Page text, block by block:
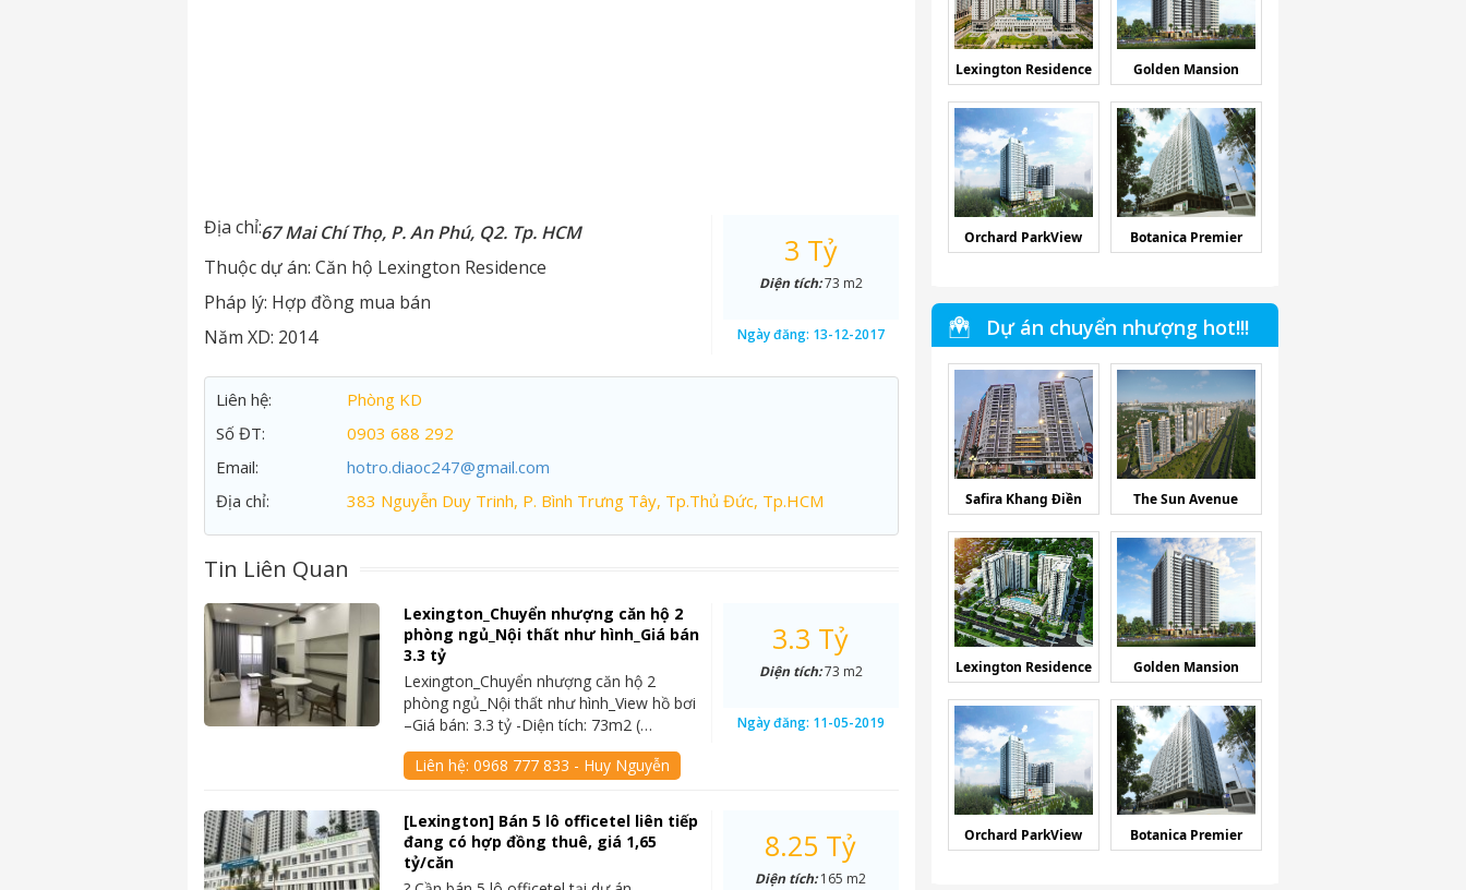
Địa chỉ:67 Mai Chí Thọ, P. An Phú, Q2. Tp. HCM
Thuộc dự án: Căn hộ Lexington Residence
Pháp lý: Hợp đồng mua bán
Năm XD: 2014
3 Tỷ
Diện tích:73 m2
Ngày đăng: 13-12-2017
Liên hệ:
Phòng KD
Số ĐT:
0903 688 292
Email:
hotro.diaoc247@gmail.com
Địa chỉ:
383 Nguyễn Duy Trinh, P. Bình Trưng Tây, Tp.Thủ Đức, Tp.HCM
Tin Liên Quan
Lexington_Chuyển nhượng căn hộ 2
phòng ngủ_Nội thất như hình_Giá bán
3.3 tỷ
Lexington_Chuyển nhượng căn hộ 2
phòng ngủ_Nội thất như hình_View hồ bơi
–Giá bán: 3.3 tỷ -Diện tích: 73m2 (…
Liên hệ:0968 777 833 - Huy Nguyễn
3.3 Tỷ
Diện tích:73 m2
Ngày đăng: 11-05-2019
[Lexington] Bán 5 lô officetel liên tiếp
đang có hợp đồng thuê, giá 1,65
tỷ/căn
8.25 Tỷ
Diện tích:165 m2
Lexington Residence Golden Mansion
Orchard ParkView Botanica Premier
Dự án chuyển nhượng hot!!!
Safira Khang Điền The Sun Avenue
Lexington Residence Golden Mansion
Orchard ParkView Botanica Premier